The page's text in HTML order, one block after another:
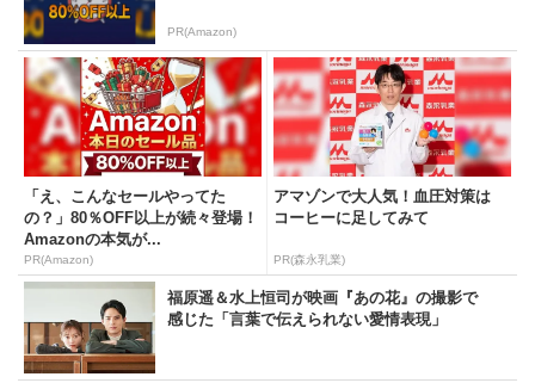
PR(Amazon)
「え、こんなセールやってた
の？」80％OFF以上が続々登場！
Amazonの本気が...
PR(Amazon)
アマゾンで大人気！血圧対策は
コーヒーに足してみて
PR(森永乳業)
福原遥＆水上恒司が映画『あの花』の撮影で
感じた「言葉で伝えられない愛情表現」